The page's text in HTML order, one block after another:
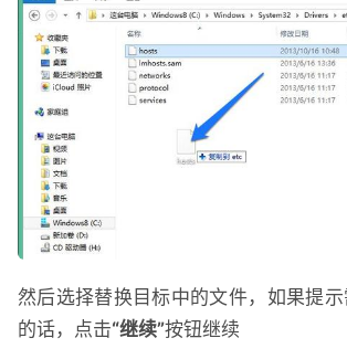
然后选择替换目标中的文件，如果提
的话，点击“继续”按钮继续